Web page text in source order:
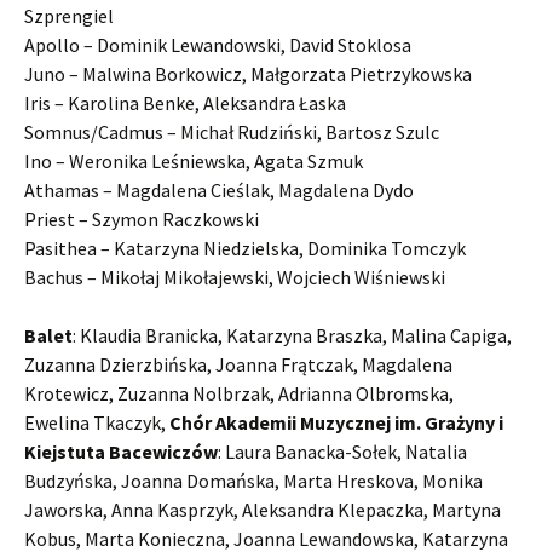
Szprengiel
Apollo – Dominik Lewandowski, David Stoklosa
Juno – Malwina Borkowicz, Małgorzata Pietrzykowska
Iris – Karolina Benke, Aleksandra Łaska
Somnus/Cadmus – Michał Rudziński, Bartosz Szulc
Ino – Weronika Leśniewska, Agata Szmuk
Athamas – Magdalena Cieślak, Magdalena Dydo
Priest – Szymon Raczkowski
Pasithea – Katarzyna Niedzielska, Dominika Tomczyk
Bachus – Mikołaj Mikołajewski, Wojciech Wiśniewski
Balet: Klaudia Branicka, Katarzyna Braszka, Malina Capiga,
Zuzanna Dzierzbińska, Joanna Frątczak, Magdalena
Krotewicz, Zuzanna Nolbrzak, Adrianna Olbromska,
Ewelina Tkaczyk, Chór Akademii Muzycznej im. Grażyny i
Kiejstuta Bacewiczów: Laura Banacka-Sołek, Natalia
Budzyńska, Joanna Domańska, Marta Hreskova, Monika
Jaworska, Anna Kasprzyk, Aleksandra Klepaczka, Martyna
Kobus, Marta Konieczna, Joanna Lewandowska, Katarzyna